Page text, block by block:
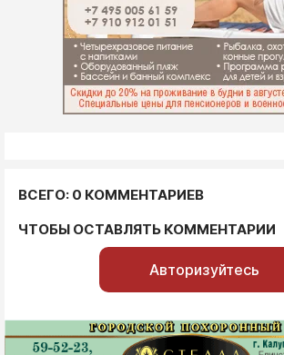
ВСЕГО: 0 КОММЕНТАРИЕВ
ЧТОБЫ ОСТАВЛЯТЬ КОММЕНТАРИИ
Авторизуйтесь